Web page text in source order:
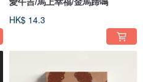
HK$ 14.3